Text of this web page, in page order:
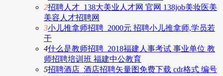
2招聘人才_138大美业人才网 官网 138job美妆医美
美容人才招聘网
3小儿推拿师招聘_2000元 招聘小儿推拿师,学员若
干
4什么是教师招聘_2018福建人事考试 事业单位 教
师招聘培训班 福建中公教育
5招聘酒店_酒店招聘矢量图免费下载 cdr格式 编号